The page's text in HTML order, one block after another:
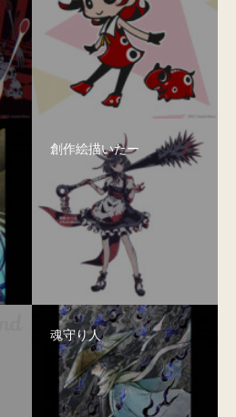
創作絵描いたー
魂守り人